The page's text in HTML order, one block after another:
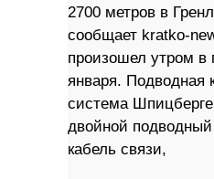
2700 метров в
сообщает kratko-
произошел утром в
января. Подводная
система
двойной
кабель связи,